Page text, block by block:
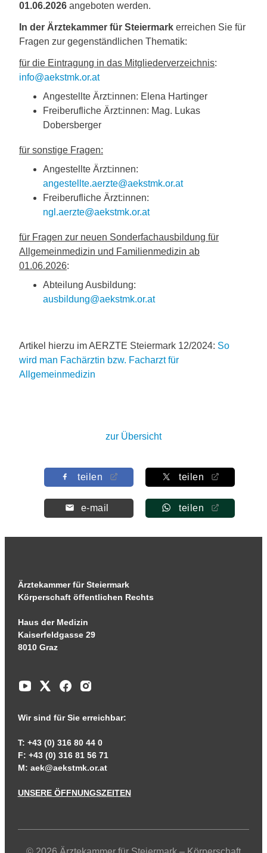
01.06.2026 angeboten werden.
In der Ärztekammer für Steiermark erreichen Sie für
Fragen zur gegenständlichen Thematik:
für die Eintragung in das Mitgliederverzeichnis:
info@aekstmk.or.at
Angestellte Ärzt:innen: Elena Hartinger
Freiberufliche Ärzt:innen: Mag. Lukas
Dobersberger
für sonstige Fragen:
Angestellte Ärzt:innen:
angestellte.aerzte@aekstmk.or.at
Freiberufliche Ärzt:innen:
ngl.aerzte@aekstmk.or.at
für Fragen zur neuen Sonderfachausbildung für
Allgemeinmedizin und Familienmedizin ab
01.06.2026:
Abteilung Ausbildung:
ausbildung@aekstmk.or.at
Artikel hierzu im AERZTE Steiermark 12/2024: So
wird man Fachärztin bzw. Facharzt für
Allgemeinmedizin
zur Übersicht
teilen teilen
e-mail teilen
Ärztekammer für Steiermark
Körperschaft öffentlichen Rechts
Haus der Medizin
Kaiserfeldgasse 29
8010 Graz
Wir sind für Sie erreichbar:
T: +43 (0) 316 80 44 0
F: +43 (0) 316 81 56 71
M: aek@aekstmk.or.at
UNSERE ÖFFNUNGSZEITEN